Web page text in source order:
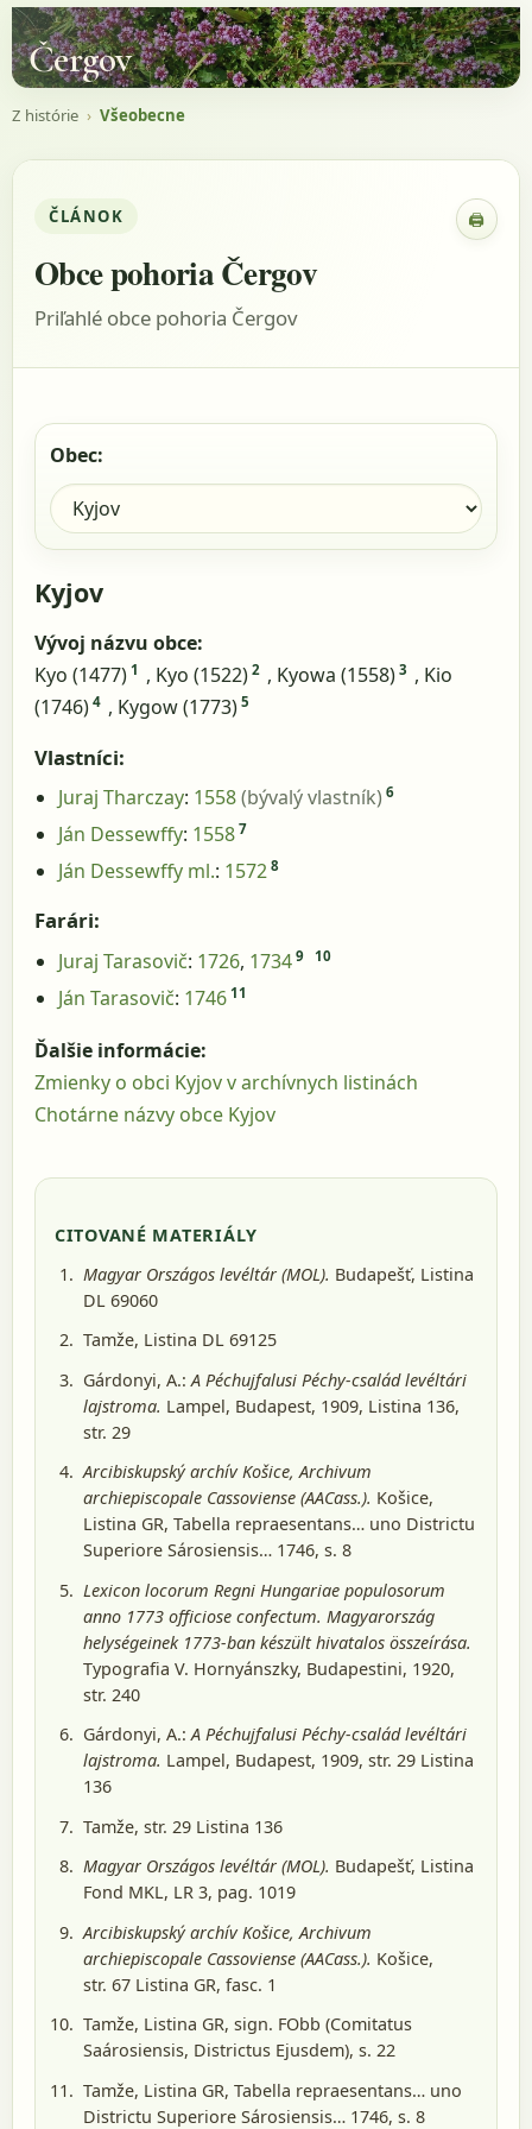
Čergov
Z histórie › Všeobecne
ČLÁNOK 🖨
Obce pohoria Čergov
Priľahlé obce pohoria Čergov
Obec:
Kyjov
Vývoj názvu obce:
Kyo (1477) 1 , Kyo (1522) 2 , Kyowa (1558) 3 , Kio
(1746) 4 , Kygow (1773) 5
Vlastníci:
Juraj Tharczay: 1558(bývalý vlastník) 6
Ján Dessewffy: 1558 7
Ján Dessewffy ml.: 1572 8
Farári:
Juraj Tarasovič: 1726, 1734 9 10
Ján Tarasovič: 1746 11
Ďalšie informácie:
Zmienky o obci Kyjov v archívnych listinách
Chotárne názvy obce Kyjov
CITOVANÉ MATERIÁLY
Magyar Országos levéltár (MOL). Budapešť, Listina
DL 69060
Tamže, Listina DL 69125
Gárdonyi, A.:A Péchujfalusi Péchy-család levéltári
lajstroma. Lampel, Budapest, 1909, Listina 136,
str. 29
Arcibiskupský archív Košice, Archivum
archiepiscopale Cassoviense (AACass.). Košice,
Listina GR, Tabella repraesentans… uno Districtu
Superiore Sárosiensis… 1746, s. 8
Lexicon locorum Regni Hungariae populosorum
anno 1773 officiose confectum. Magyarország
helységeinek 1773-ban készült hivatalos összeírása.
Typografia V. Hornyánszky, Budapestini, 1920,
str. 240
Gárdonyi, A.:A Péchujfalusi Péchy-család levéltári
lajstroma. Lampel, Budapest, 1909, str. 29 Listina
136
Tamže, str. 29 Listina 136
Magyar Országos levéltár (MOL). Budapešť, Listina
Fond MKL, LR 3, pag. 1019
Arcibiskupský archív Košice, Archivum
archiepiscopale Cassoviense (AACass.). Košice,
str. 67 Listina GR, fasc. 1
Tamže, Listina GR, sign. FObb (Comitatus
Saárosiensis, Districtus Ejusdem), s. 22
Tamže, Listina GR, Tabella repraesentans… uno
Districtu Superiore Sárosiensis… 1746, s. 8